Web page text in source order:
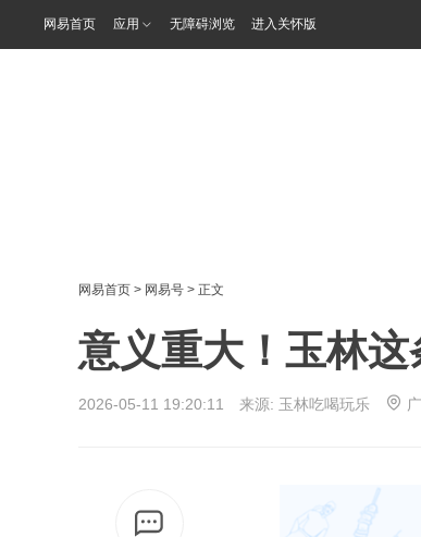
网易首页 应用 无障碍浏览 进入关怀版
网易首页 > 网易号 > 正文
意义重大！玉林这
2026-05-11 19:20:11 来源: 玉林吃喝玩乐